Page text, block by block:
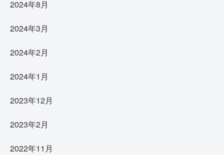
2024年8月
2024年3月
2024年2月
2024年1月
2023年12月
2023年2月
2022年11月